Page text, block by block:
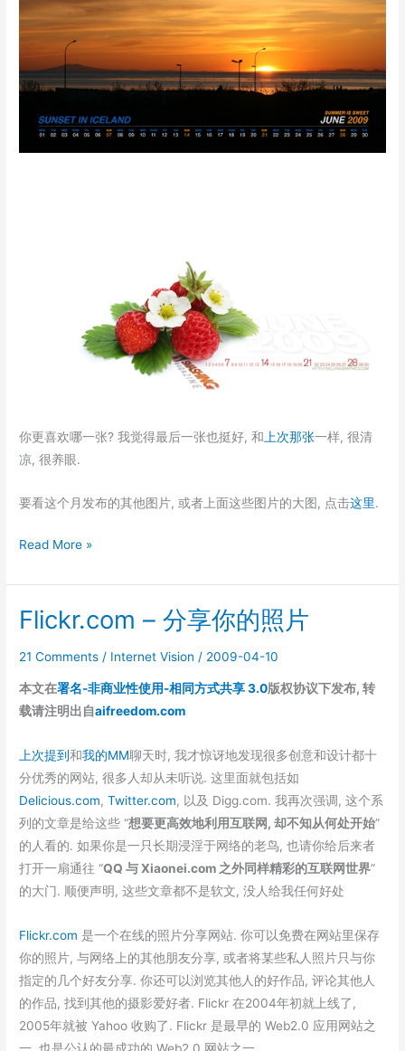
你更喜欢哪一张? 我觉得最后一张也挺好, 和 上次那张一样, 很清
凉, 很养眼.
要看这个月发布的其他图片, 或者上面这些图片的大图, 点击这里.
又
更
新
面
的
时
了
Read More »
Flickr.com – 分享你的照片
21 Comments / Internet Vision / 2009-04-10
本文在署名-非商业性使用-相同方式共享 3.0版权协议下发布, 转
载请注明出自aifreedom.com
上次提到和我的MM聊天时, 我才惊讶地发现很多创意和设计都十
分优秀的网站, 很多人却从未听说. 这里面就包括如
Delicious.com,Twitter.com, 以及 Digg.com. 我再次强调, 这个系
列的文章是给这些 “想要更高效地利用互联网, 却不知从何处开始”
的人看的. 如果你是一只长期浸淫于网络的老鸟, 也请你给后来者
打开一扇通往 “QQ 与 Xiaonei.com 之外同样精彩的互联网世界”
的大门. 顺便声明, 这些文章都不是软文, 没人给我任何好处
Flickr.com 是一个在线的照片分享网站. 你可以免费在网站里保存
你的照片, 与网络上的其他朋友分享, 或者将某些私人照片只与你
指定的几个好友分享. 你还可以浏览其他人的好作品, 评论其他人
的作品, 找到其他的摄影爱好者. Flickr 在2004年初就上线了,
2005年就被 Yahoo 收购了. Flickr 是最早的 Web2.0 应用网站之